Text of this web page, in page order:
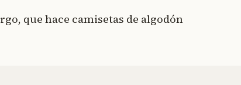
que hace camisetas de algodón